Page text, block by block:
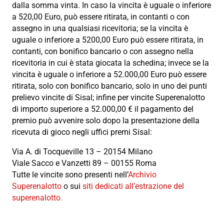
dalla somma vinta. In caso la vincita è uguale o inferiore
a 520,00 Euro, può essere ritirata, in contanti o con
assegno in una qualsiasi ricevitoria; se la vincita è
uguale o inferiore a 5200,00 Euro può essere ritirata, in
contanti, con bonifico bancario o con assegno nella
ricevitoria in cui è stata giocata la schedina; invece se la
vincita è uguale o inferiore a 52.000,00 Euro può essere
ritirata, solo con bonifico bancario, solo in uno dei punti
prelievo vincite di Sisal; infine per vincite Superenalotto
di importo superiore a 52.000,00 € il pagamento del
premio può avvenire solo dopo la presentazione della
ricevuta di gioco negli uffici premi Sisal:
Via A. di Tocqueville 13 – 20154 Milano
Viale Sacco e Vanzetti 89 – 00155 Roma
Tutte le vincite sono presenti nell’Archivio
Superenalotto o sui siti dedicati all’estrazione del
superenalotto.